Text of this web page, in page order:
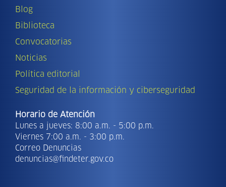
Blog
Biblioteca
Convocatorias
Noticias
Política editorial
Seguridad de la información y ciberseguridad
Horario de Atención
Lunes a jueves: 8:00 a.m. - 5:00 p.m.
Viernes 7:00 a.m. - 3:00 p.m.
Correo Denuncias
denuncias@findeter.gov.co